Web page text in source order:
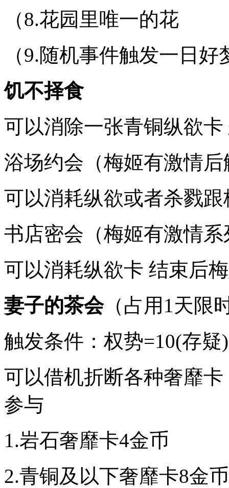
（8.花园里唯一的花
（9.随机事件触发一日好
饥不择食
可以消除一张青铜纵欲
浴场约会（梅姬有激情后
可以消耗纵欲或者杀戮
书店密会（梅姬有激情
可以消耗纵欲卡 结束后
妻子的茶会（占用1天限
触发条件：权势=10(存疑)
可以借机折断各种奢靡
参与
1.岩石奢靡卡4金币
2.青铜及以下奢靡卡8金